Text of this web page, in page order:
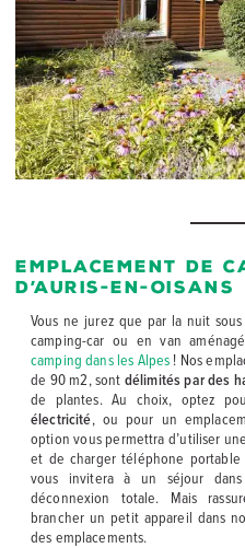
Emplacement de
d’Auris-en-Oisans
Vous ne jurez que par la nuit
camping-car ou en van
camping dans les Alpes ! Nos
de 90 m2, sont délimités par des
de plantes. Au choix, optez
électricité, ou pour un
option vous permettra d’utiliser
et de charger téléphone
vous invitera à un séjour
déconnexion totale. Mais
brancher un petit appareil dans
des emplacements.